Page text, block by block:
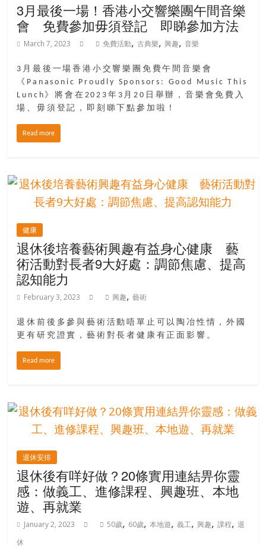
3月最後一場！香港小交響樂團午間音樂
會 免費參加毋須登記 即睇參加方法
March 7, 2023 免費活動,古典樂,興趣,音樂
3月最後一場香港小交響樂團免費午間音樂會
《Panasonic Proudly Sponsors: Good Music This
Lunch》將會在2023年3月20日舉辦，音樂會免費入
場、毋須登記，即刻睇下點參加啦！
Read more
健康
退休後培養藝術興趣有益身心健康 藝
術活動對長者9大好處：調節焦慮、提高
認知能力
February 3, 2023 興趣,藝術
退休前後多參與藝術活動唔單止可以陶冶性情，外國
更有研究證實，藝術對長者健康有正面影響。
Read more
退休安排
退休後有咩好做？20條實用連結畀你靈
感：做義工、進修課程、興趣班、本地
遊、再就業
January 2, 2023 50歲, 60歲,本地遊,義工,興趣,課程,退
休